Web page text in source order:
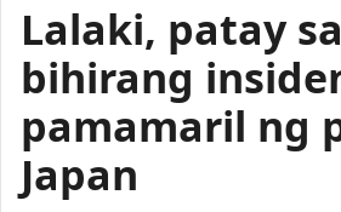
Lalaki, patay sa
bihirang
pamamaril ng
Japan